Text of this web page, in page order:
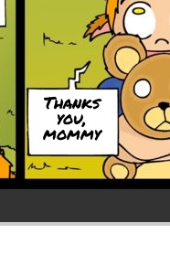
Thanks
you,
mommy